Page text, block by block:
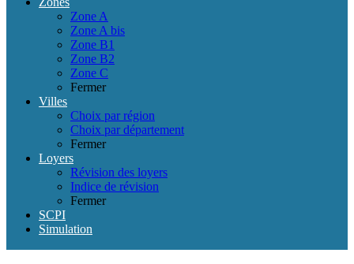
Zone A
Zone A bis
Zone B1
Zone B2
Zone C
Fermer
Villes
Choix par région
Choix par département
Fermer
Loyers
Révision des loyers
Indice de révision
Fermer
SCPI
Simulation